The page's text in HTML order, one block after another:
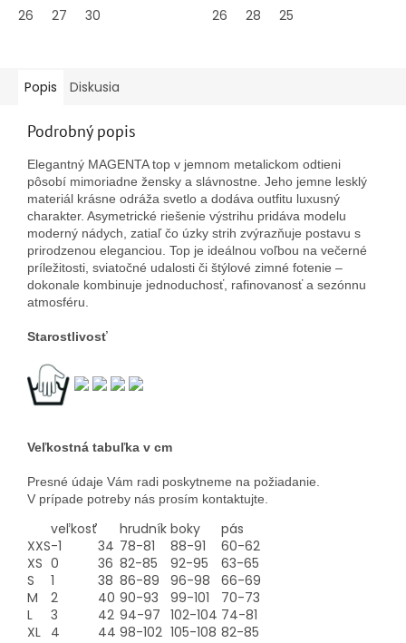
hviezdičiek.
26 27 30
hviezdičiek.
26 28 25
Popis Diskusia
Podrobný popis
Elegantný MAGENTA top v jemnom metalickom odtieni
pôsobí mimoriadne žensky a slávnostne. Jeho jemne lesklý
materiál krásne odráža svetlo a dodáva outfitu luxusný
charakter. Asymetrické riešenie výstrihu pridáva modelu
moderný nádych, zatiaľ čo úzky strih zvýrazňuje postavu s
prirodzenou eleganciou. Top je ideálnou voľbou na večerné
príležitosti, sviatočné udalosti či štýlové zimné fotenie –
dokonale kombinuje jednoduchosť, rafinovanosť a sezónnu
atmosféru.
Starostlivosť
Veľkostná tabuľka v cm
Presné údaje Vám radi poskytneme na požiadanie.
V prípade potreby nás prosím kontaktujte.
veľkosť hrudník boky
pás
XXS-1 34 78-81 88-91
60-62
XS 0 36 82-85 92-95
63-65
S
1 38 86-89 96-98
66-69
M
2 40 90-93 99-101
70-73
L
3 42 94-97 102-104 74-81
XL 4 44 98-102 105-108 82-85